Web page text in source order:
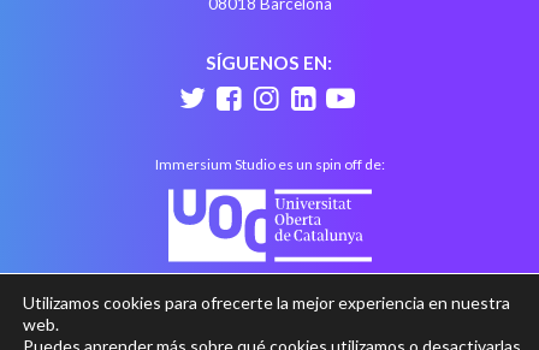
SÍGUENOS EN:
Immersium Studio es un spin off de:
Utilizamos cookies para ofrecerte la mejor experiencia en nuestra
web.
Puedes aprender más sobre qué cookies utilizamos o desactivarlas